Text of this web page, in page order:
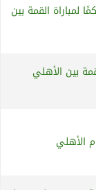
لمباراة القمة بين
بين الأهلي